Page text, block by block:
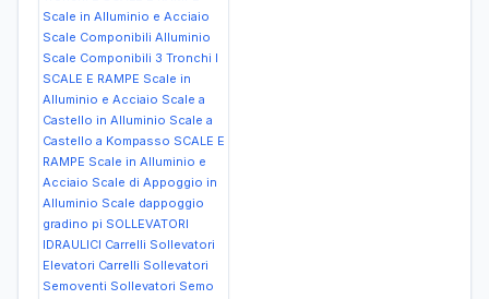
Scale in Alluminio e Acciaio
Scale Componibili Alluminio
Scale Componibili 3 Tronchi I
SCALE E RAMPE Scale in
Alluminio e Acciaio Scale a
Castello in Alluminio Scale a
Castello a Kompasso SCALE E
RAMPE Scale in Alluminio e
Acciaio Scale di Appoggio in
Alluminio Scale dappoggio
gradino pi SOLLEVATORI
IDRAULICI Carrelli Sollevatori
Elevatori Carrelli Sollevatori
Semoventi Sollevatori Semo